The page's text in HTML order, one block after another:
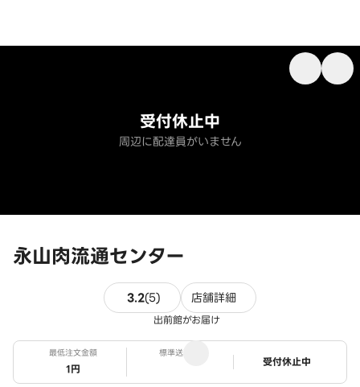
永山肉流通センター
受付休止中
周辺に配達員がいません
3.2(5) 5件のレビュー
店舗詳細
出前館がお届け
最低注文金額
1円
標準送料
ステータス
受付休止中